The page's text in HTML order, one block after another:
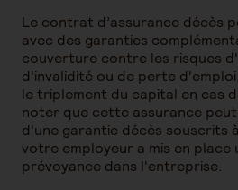
Le contrat d’assurance décès
avec des garanties
couverture contre les risques
d'invalidité ou de perte
le triplement du capital en cas
noter que cette assurance
d'une garantie décès souscrits
votre employeur a mis en place
prévoyance dans l'entreprise.